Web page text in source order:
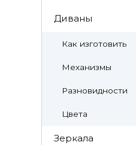
Диваны
Как изготовить
Механизмы
Разновидности
Цвета
Зеркала